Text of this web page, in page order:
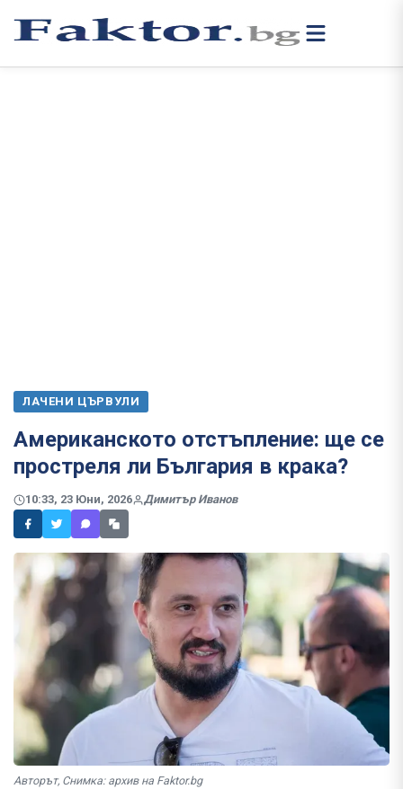
ЛАЧЕНИ ЦЪРВУЛИ
Американското отстъпление: ще се
простреля ли България в крака?
10:33, 23 Юни, 2026 Димитър Иванов
Авторът, Снимка: архив на Faktor.bg